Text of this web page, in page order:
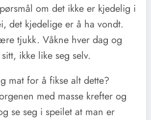
om det ikke er kjedelig i
det kjedelige er å ha vondt.
tjukk. Våkne hver dag og
ikke like seg selv.
mat for å fikse alt dette?
med masse krefter og
se seg i speilet at man er